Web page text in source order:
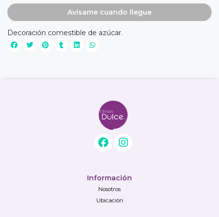
Avísame cuando llegue
Decoración comestible de azúcar.
Información
Nosotros
Ubicación